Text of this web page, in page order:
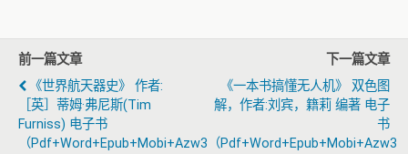
前一篇文章
《世界航天器史》 作者:
［英］蒂姆·弗尼斯(Tim
Furniss) 电子书
（pdf+word+epub+mobi+azw3
下一篇文章
《一本书搞懂无人机》 双色图
解，作者:刘宾，籍莉 编著 电子
书
（pdf+word+epub+mobi+azw3